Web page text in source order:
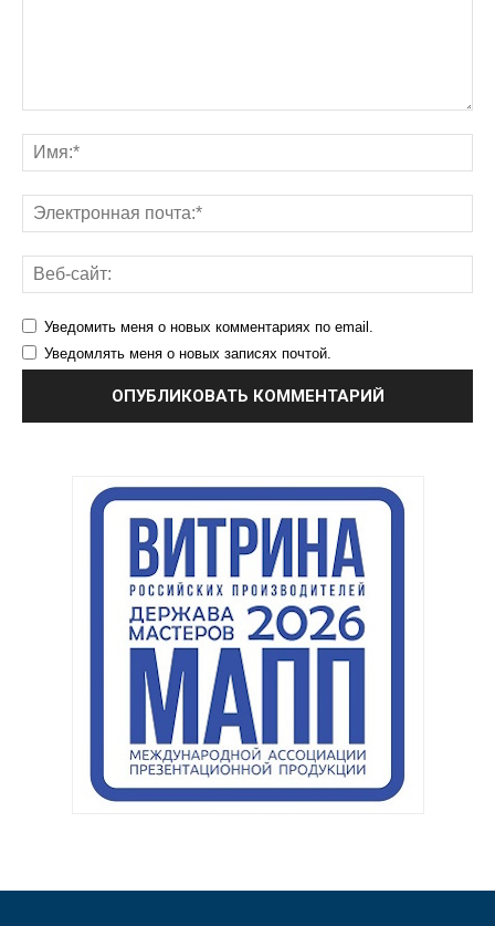
Уведомить меня о новых комментариях по email.
Уведомлять меня о новых записях почтой.